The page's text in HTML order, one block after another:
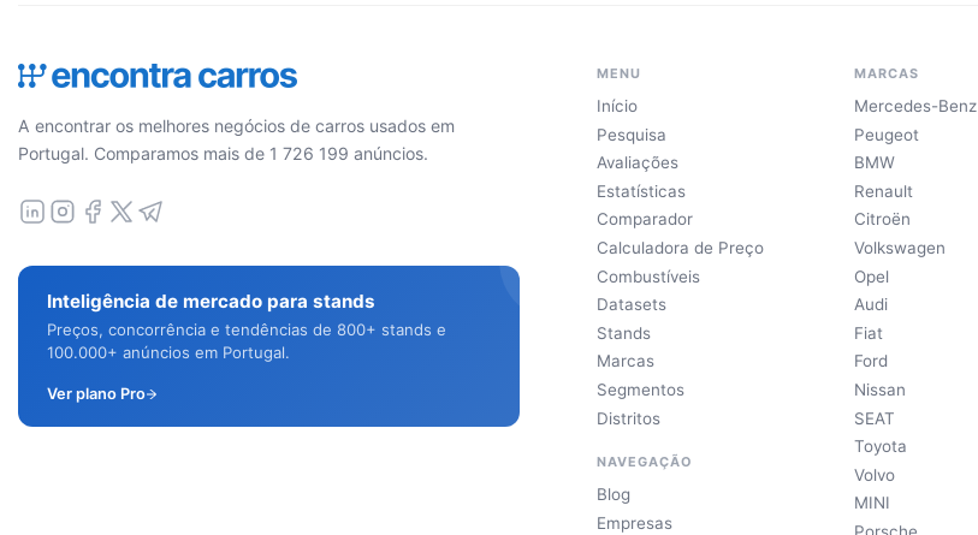
A encontrar os melhores negócios de carros usados em
Portugal. Comparamos mais de 1 726 199 anúncios.
Inteligência de mercado para stands
Preços, concorrência e tendências de 800+ stands e
100.000+ anúncios em Portugal.
Ver plano Pro
MENU
Início
Pesquisa
Avaliações
Estatísticas
Comparador
Calculadora de Preço
Combustíveis
Datasets
Stands
Marcas
Segmentos
Distritos
NAVEGAÇÃO
Blog
Empresas
MARCAS
Mercedes-Benz
Peugeot
BMW
Renault
Citroën
Volkswagen
Opel
Audi
Fiat
Ford
Nissan
SEAT
Toyota
Volvo
MINI